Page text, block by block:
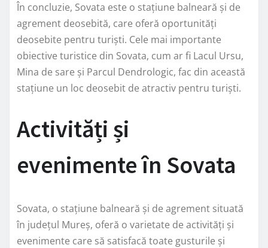
În concluzie, Sovata este o stațiune balneară și de
agrement deosebită, care oferă oportunități
deosebite pentru turiști. Cele mai importante
obiective turistice din Sovata, cum ar fi Lacul Ursu,
Mina de sare și Parcul Dendrologic, fac din această
stațiune un loc deosebit de atractiv pentru turiști.
Activități și
evenimente în Sovata
Sovata, o stațiune balneară și de agrement situată
în județul Mureș, oferă o varietate de activități și
evenimente care să satisfacă toate gusturile și